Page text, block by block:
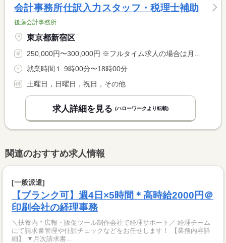
会計事務所仕訳入力スタッフ・税理士補助
後藤会計事務所
東京都新宿区
250,000円〜300,000円 ※フルタイム求人の場合は月額（換算額）、パート求人の場合は時間額を表示しています。
就業時間１ 9時00分〜18時00分
土曜日，日曜日，祝日，その他
求人詳細を見る (ハローワークより転載)
関連のおすすめ求人情報
[一般派遣]
【ブランク可】週4日×5時間＊高時給2000円＠
印刷会社の経理事務
＼扶養内＊広報・販促ツール制作会社で経理サポート／ 経理チーム
にて請求書管理や仕訳チェックなどをお任せします！ 【業務内容詳
細】 ▼月次請求書...